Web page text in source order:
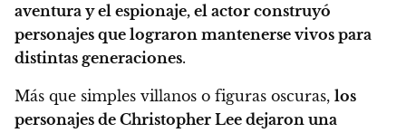
aventura y el espionaje, el actor construyó
personajes que lograron mantenerse vivos para
distintas generaciones.
Más que simples villanos o figuras oscuras, los
personajes de Christopher Lee dejaron una